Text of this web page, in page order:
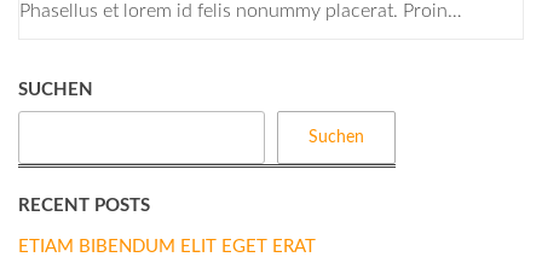
Phasellus et lorem id felis nonummy placerat. Proin…
SUCHEN
Suchen
RECENT POSTS
ETIAM BIBENDUM ELIT EGET ERAT